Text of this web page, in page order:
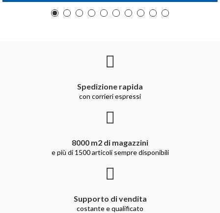
Spedizione rapida
con corrieri espressi
8000 m2 di magazzini
e più di 1500 articoli sempre disponibili
Supporto di vendita
costante e qualificato